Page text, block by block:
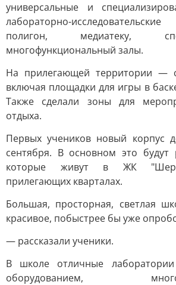
универсальные и
лабораторно-
полигон, медиатеку,
многофункциональный залы.
На прилегающей территории —
включая площадки для игры в
Также сделали зоны для
отдыха.
Первых учеников новый корпус
сентября. В основном это будут
которые живут в ЖК
прилегающих кварталах.
Большая, просторная, светлая
красивое, побыстрее бы уже
— рассказали ученики.
В школе отличные
оборудованием,